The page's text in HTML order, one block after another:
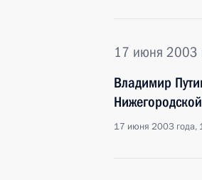
17 июня 2003
Владимир
17 июня 2003 года,